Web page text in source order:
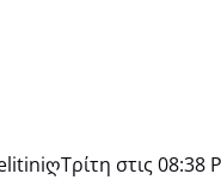
Τρίτη στις 08:38